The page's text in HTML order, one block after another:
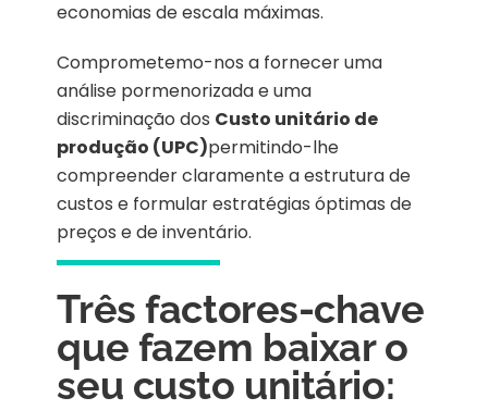
economias de escala máximas.
Comprometemo-nos a fornecer uma
análise pormenorizada e uma
discriminação dos Custo unitário de
produção (UPC)permitindo-lhe
compreender claramente a estrutura de
custos e formular estratégias óptimas de
preços e de inventário.
Três factores-chave
que fazem baixar o
seu custo unitário: